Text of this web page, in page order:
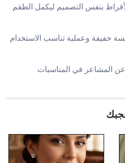
بنفس التصميم ليكمل الطقم
خفيفة وعملية تناسب الاستخدام
عن المشاعر في المناسبات